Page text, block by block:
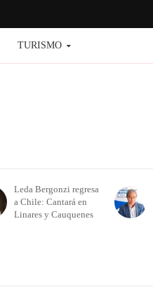
TURISMO
Leda Bergonzi regresa
a Chile: Cantará en
Linares y Cauquenes